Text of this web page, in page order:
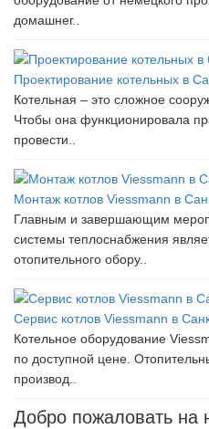
домашнег..
Проектирование котельных в
Котельная – это сложное
Чтобы она функционировала
провести..
Монтаж котлов Viessmann в
Главным и завершающим
системы теплоснабжения
отопительного обору..
Сервис котлов Viessmann в
Котельное оборудование
по доступной цене.
производ..
Добро пожаловать на